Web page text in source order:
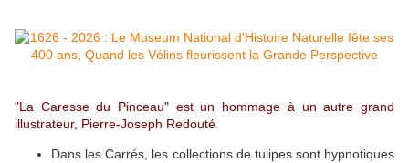
"La Caresse du Pinceau" est un hommage à un autre grand
illustrateur, Pierre-Joseph Redouté
Dans les Carrés, les collections de tulipes sont hypnotiques